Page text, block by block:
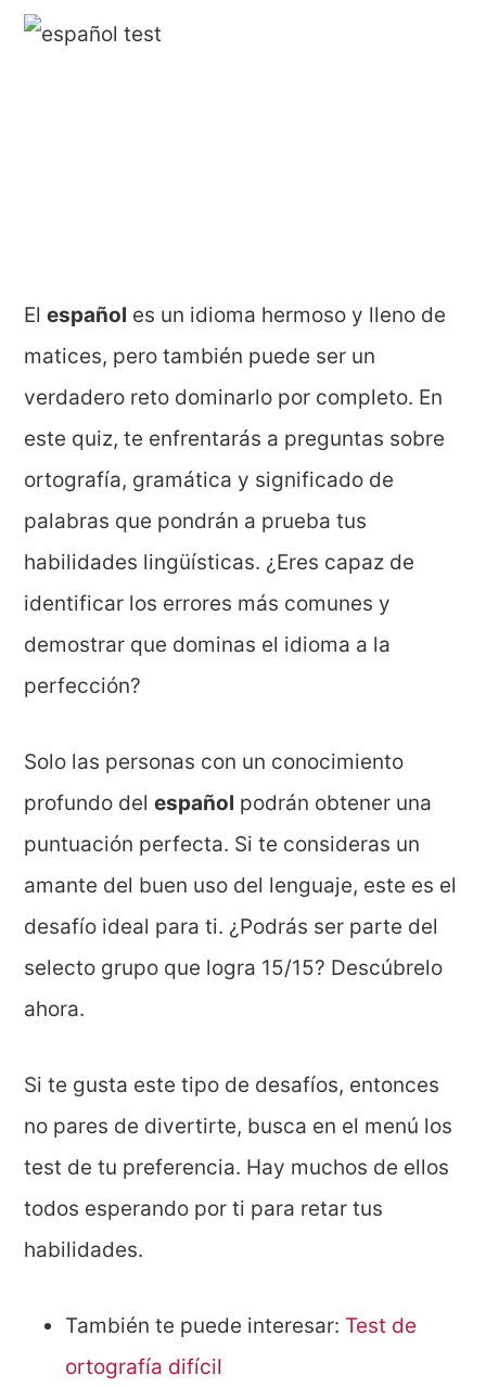
Elespañol es un idioma hermoso y lleno de
matices, pero también puede ser un
verdadero reto dominarlo por completo. En
este quiz, te enfrentarás a preguntas sobre
ortografía, gramática y significado de
palabras que pondrán a prueba tus
habilidades lingüísticas. ¿Eres capaz de
identificar los errores más comunes y
demostrar que dominas el idioma a la
perfección?
Solo las personas con un conocimiento
profundo delespañol podrán obtener una
puntuación perfecta. Si te consideras un
amante del buen uso del lenguaje, este es el
desafío ideal para ti. ¿Podrás ser parte del
selecto grupo que logra 15/15? Descúbrelo
ahora.
Si te gusta este tipo de desafíos, entonces
no pares de divertirte, busca en el menú los
test de tu preferencia. Hay muchos de ellos
todos esperando por ti para retar tus
habilidades.
También te puede interesar: Test de
ortografía difícil